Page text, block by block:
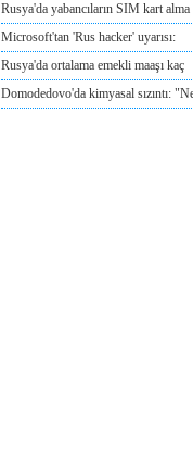
Rusya'da yabancıların SIM kart alma
Microsoft'tan 'Rus hacker' uyarısı:
Rusya'da ortalama emekli maaşı kaç
Domodedovo'da kimyasal sızıntı: